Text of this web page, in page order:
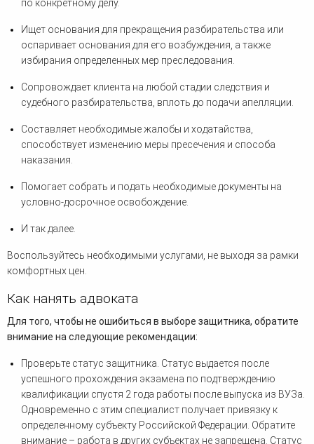
по конкретному делу.
Ищет основания для прекращения разбирательства или
оспаривает основания для его возбуждения, а также
избирания определенных мер преследования.
Сопровождает клиента на любой стадии следствия и
судебного разбирательства, вплоть до подачи апелляции.
Составляет необходимые жалобы и ходатайства,
способствует изменению меры пресечения и способа
наказания.
Помогает собрать и подать необходимые документы на
условно-досрочное освобождение.
И так далее.
Воспользуйтесь необходимыми услугами, не выходя за рамки
комфортных цен.
Как нанять адвоката
Для того, чтобы не ошибиться в выборе защитника, обратите
внимание на следующие рекомендации:
Проверьте статус защитника. Статус выдается после
успешного прохождения экзамена по подтверждению
квалификации спустя 2 года работы после выпуска из ВУЗа.
Одновременно с этим специалист получает привязку к
определенному субъекту Российской Федерации. Обратите
внимание – работа в других субъектах не запрещена. Статус